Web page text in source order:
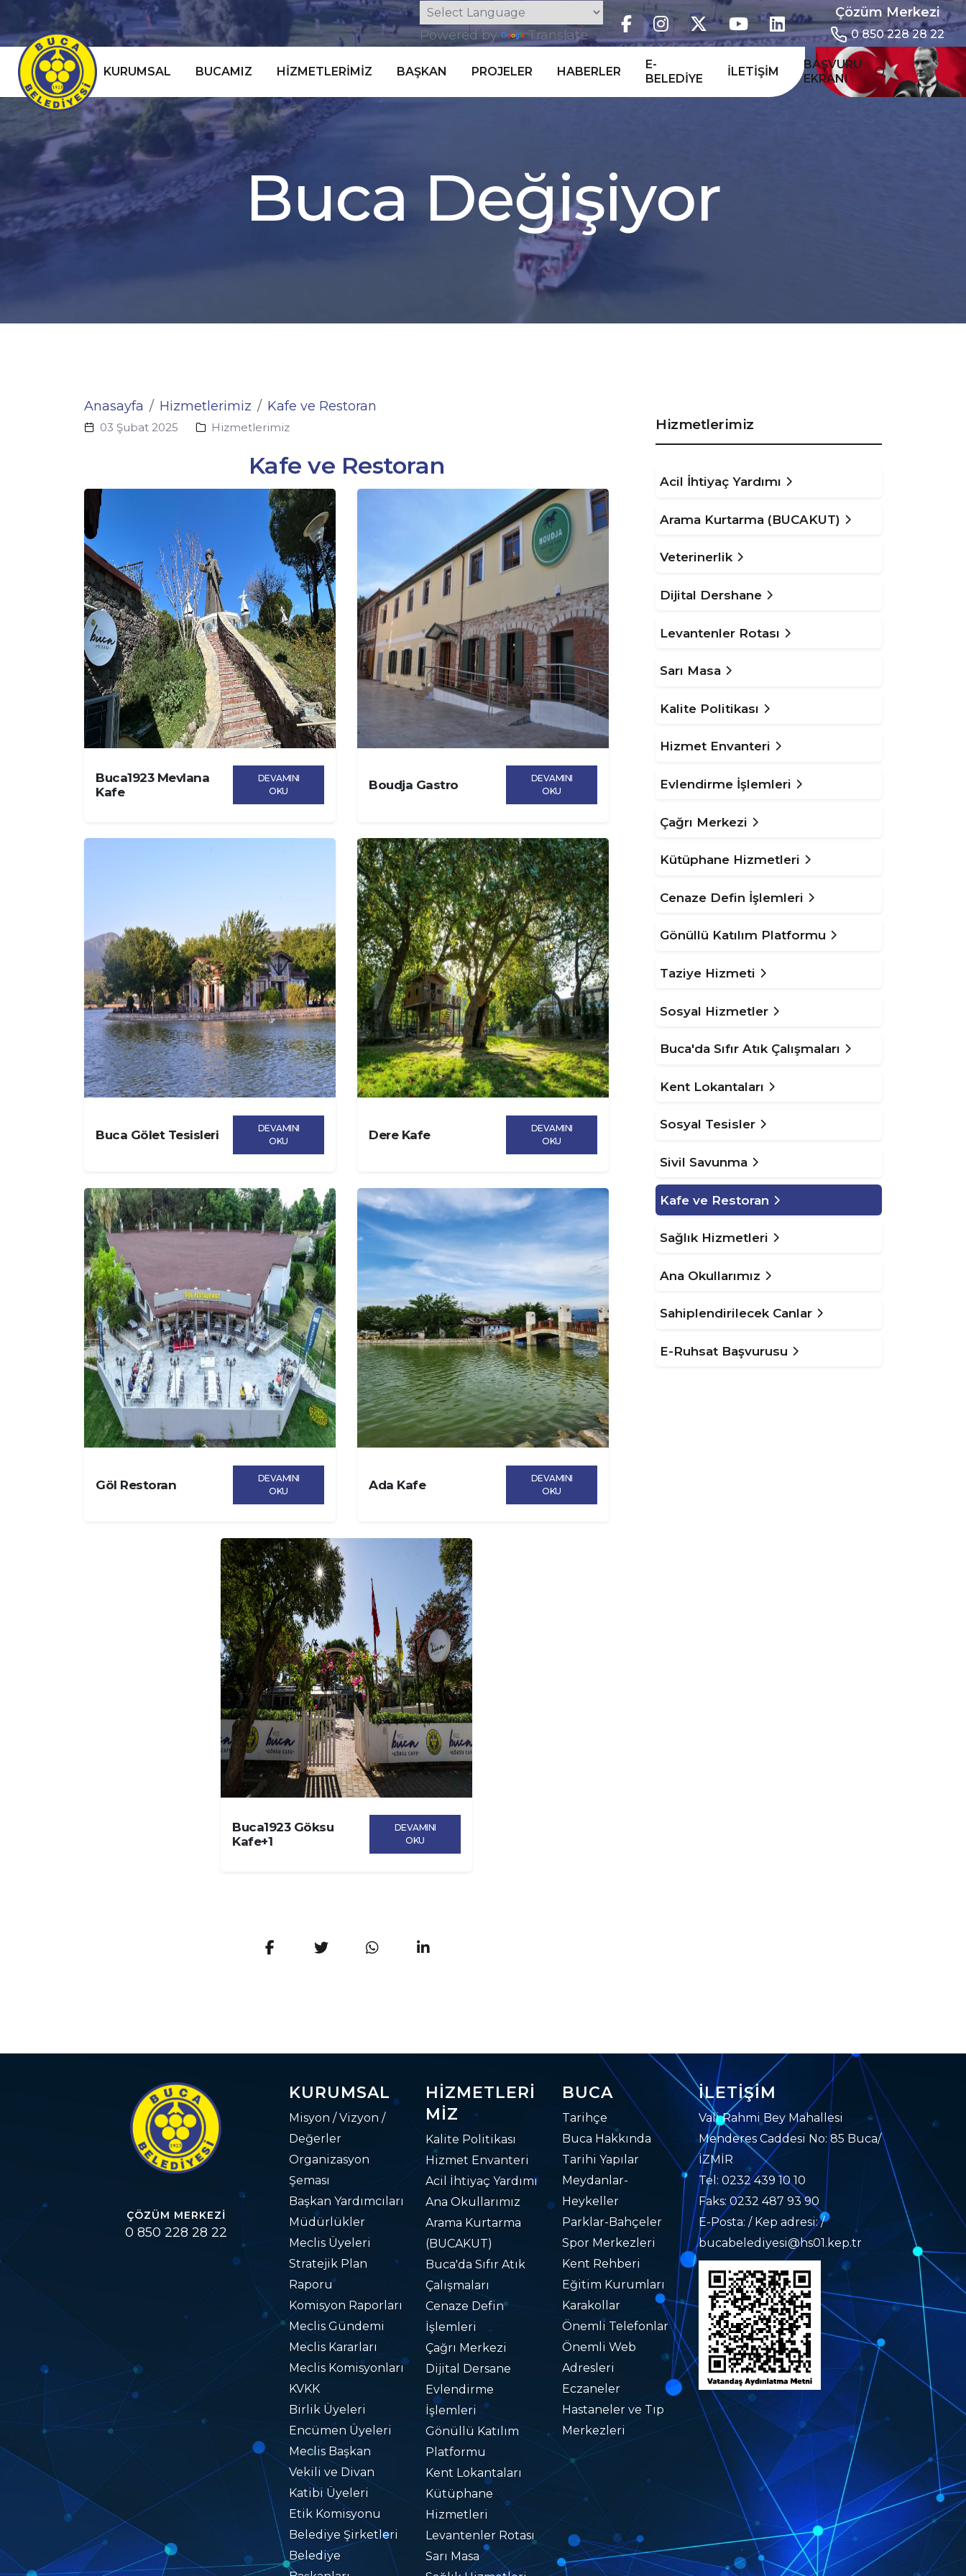
Powered by Translate
Çözüm Merkezi
0 850 228 28 22
KURUMSAL BUCAMIZ HIZMETLERIMIZ BAŞKAN PROJELER HABERLER
E-
BELEDIYE
İLETIŞIM
BAŞVURU
EKRANI
Anasayfa Hizmetlerimiz Kafe ve Restoran
03 Şubat 2025 Hizmetlerimiz
Kafe ve Restoran
Buca1923 Mevlana
Kafe
DEVAMINI
OKU
Boudja Gastro
DEVAMINI
OKU
Buca Gölet Tesisleri
DEVAMINI
OKU
Dere Kafe
DEVAMINI
OKU
Göl Restoran
DEVAMINI
OKU
Ada Kafe
DEVAMINI
OKU
Buca1923 Göksu
Kafe+1
DEVAMINI
OKU
Hizmetlerimiz
Acil İhtiyaç Yardımı
Arama Kurtarma (BUCAKUT)
Veterinerlik
Dijital Dershane
Levantenler Rotası
Sarı Masa
Kalite Politikası
Hizmet Envanteri
Evlendirme İşlemleri
Çağrı Merkezi
Kütüphane Hizmetleri
Cenaze Defin İşlemleri
Gönüllü Katılım Platformu
Taziye Hizmeti
Sosyal Hizmetler
Buca'da Sıfır Atık Çalışmaları
Kent Lokantaları
Sosyal Tesisler
Sivil Savunma
Kafe ve Restoran
Sağlık Hizmetleri
Ana Okullarımız
Sahiplendirilecek Canlar
E-Ruhsat Başvurusu
ÇÖZÜM MERKEZI
0 850 228 28 22
KURUMSAL
Misyon / Vizyon /
Değerler
Organizasyon
Şeması
Başkan Yardımcıları
Müdürlükler
Meclis Üyeleri
Stratejik Plan
Raporu
Komisyon Raporları
Meclis Gündemi
Meclis Kararları
Meclis Komisyonları
KVKK
Birlik Üyeleri
Encümen Üyeleri
Meclis Başkan
Vekili ve Divan
Katibi Üyeleri
Etik Komisyonu
Belediye Şirketleri
Belediye
HIZMETLERI
MIZ
Kalite Politikası
Hizmet Envanteri
Acil İhtiyaç Yardımı
Ana Okullarımız
Arama Kurtarma
(BUCAKUT)
Buca'da Sıfır Atık
Çalışmaları
Cenaze Defin
İşlemleri
Çağrı Merkezi
Dijital Dersane
Evlendirme
İşlemleri
Gönüllü Katılım
Platformu
Kent Lokantaları
Kütüphane
Hizmetleri
Levantenler Rotası
Sarı Masa
BUCA
Tarihçe
Buca Hakkında
Tarihi Yapılar
Meydanlar-
Heykeller
Parklar-Bahçeler
Spor Merkezleri
Kent Rehberi
Eğitim Kurumları
Karakollar
Önemli Telefonlar
Önemli Web
Adresleri
Eczaneler
Hastaneler ve Tıp
Merkezleri
İLETIŞIM
Vali Rahmi Bey Mahallesi
Menderes Caddesi No: 85 Buca/
İZMİR
Tel: 0232 439 10 10
Faks: 0232 487 93 90
E-Posta: / Kep adresi: /
bucabelediyesi@hs01.kep.tr